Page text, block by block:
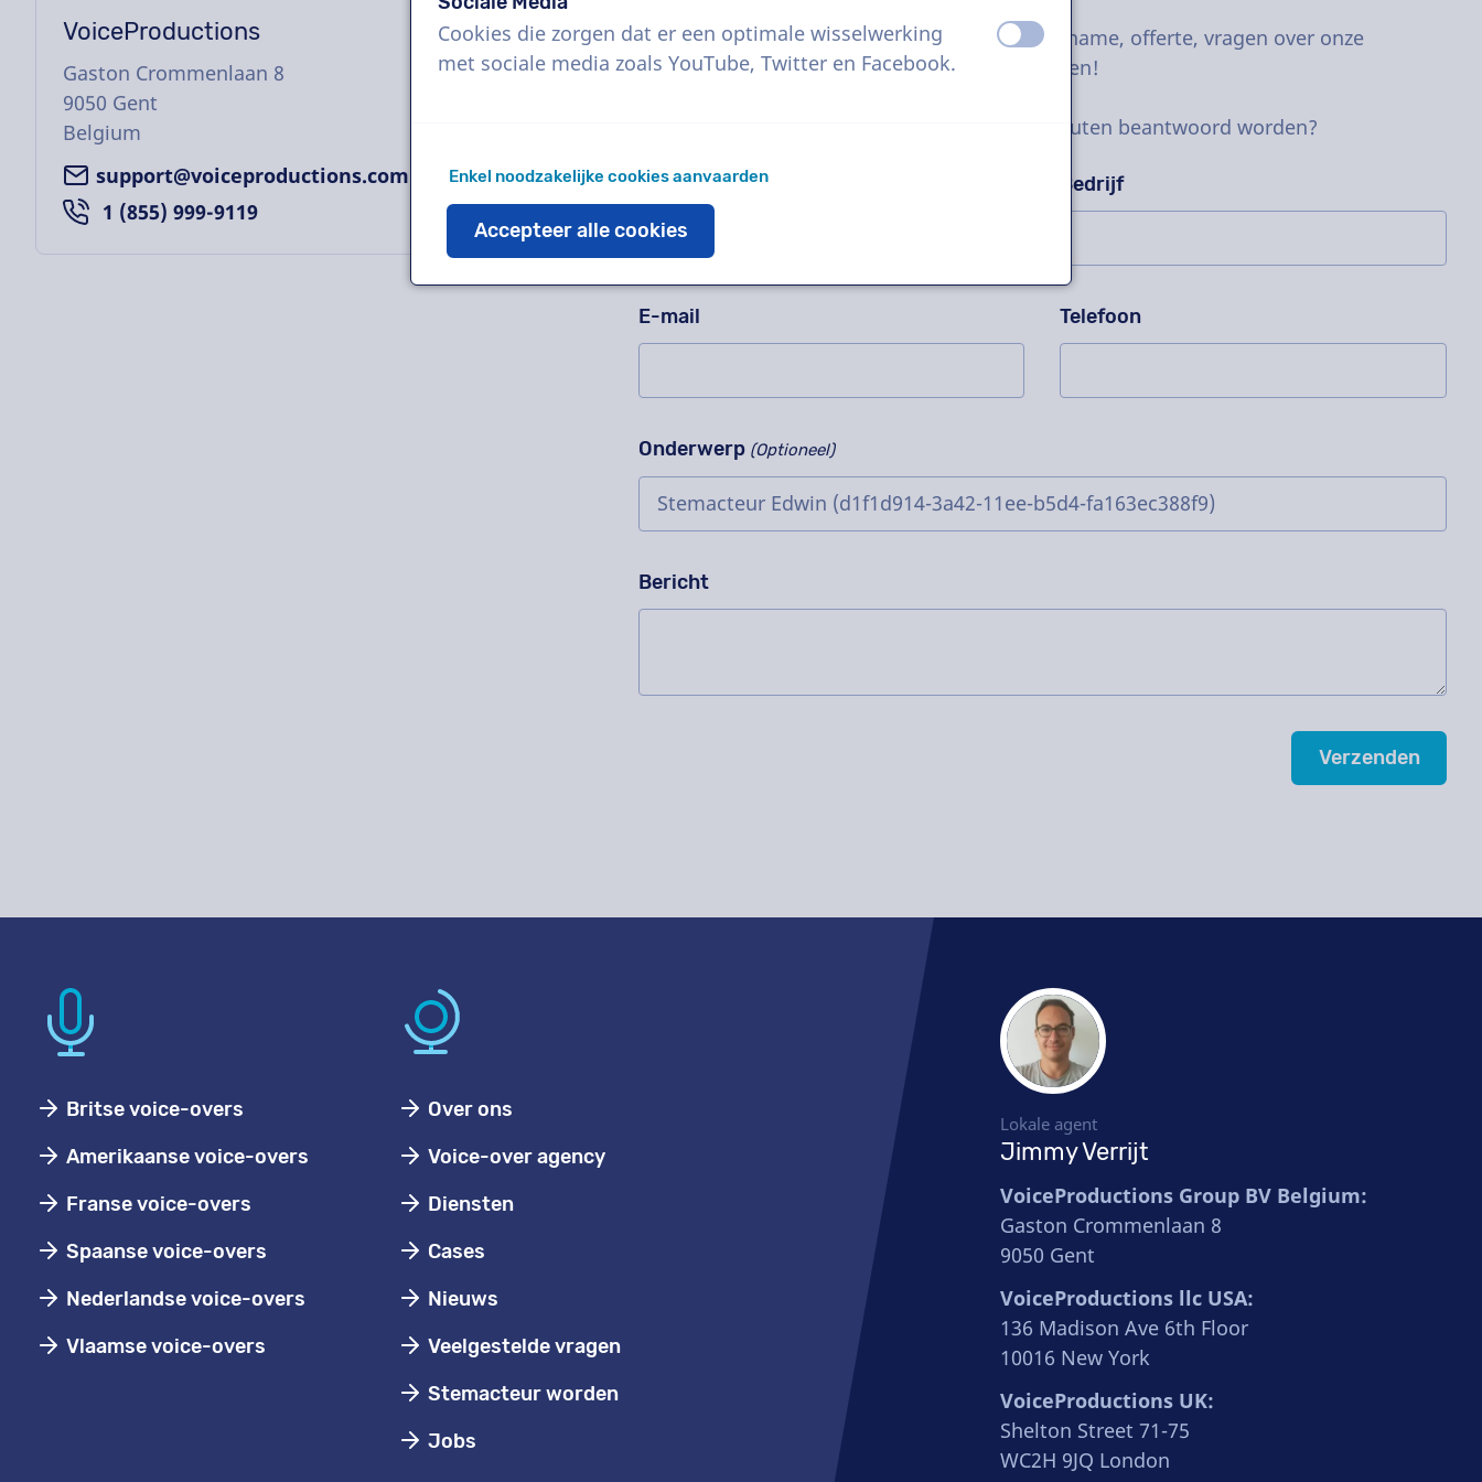
VoiceProductions
Gaston Crommenlaan 8
9050 Gent
Belgium
support@voiceproductions.com
1 (855) 999-9119
Contacteer ons voor een vrijblijvende proefopname, offerte, vragen over onze
werkwijze, complexe projecten of bestel meteen!
Wist je dat 95% van alle vragen binnen 10 minuten beantwoord worden?
Naam Bedrijf
E-mail Telefoon
Onderwerp (Optioneel)
Bericht
Britse voice-overs
Amerikaanse voice-overs
Franse voice-overs
Spaanse voice-overs
Nederlandse voice-overs
Vlaamse voice-overs
Over ons
Voice-over agency
Diensten
Cases
Nieuws
Veelgestelde vragen
Stemacteur worden
Jobs
Lokale agent
Jimmy Verrijt
VoiceProductions Group BV Belgium:
Gaston Crommenlaan 8
9050 Gent
VoiceProductions llc USA:
136 Madison Ave 6th Floor
10016 New York
VoiceProductions UK:
Shelton Street 71-75
WC2H 9JQ London
Cookies die zorgen dat er een optimale wisselwerking
met sociale media zoals YouTube, Twitter en Facebook.
uit aan
Enkel noodzakelijke cookies aanvaarden
Accepteer alle cookies